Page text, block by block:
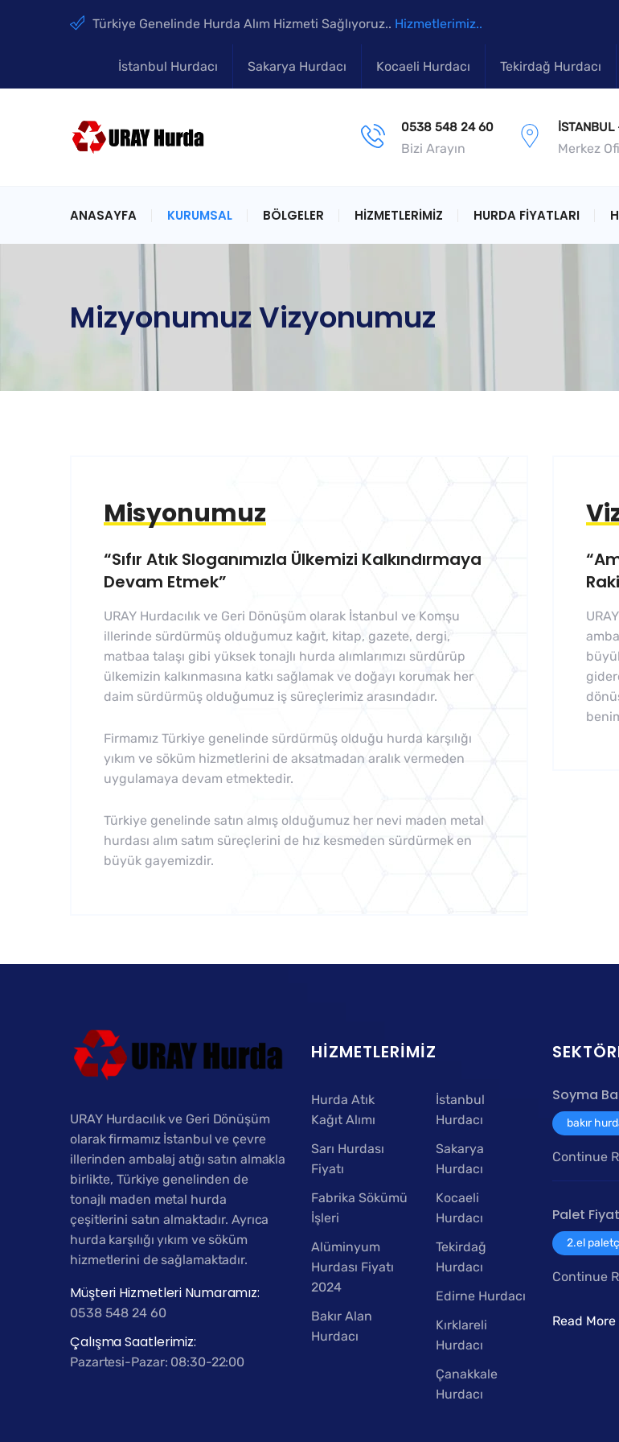
Türkiye Genelinde Hurda Alım Hizmeti Sağlıyoruz.. Hizmetlerimiz..
İstanbul Hurdacı Sakarya Hurdacı Kocaeli Hurdacı Tekirdağ Hurdacı
0538 548 24 60
Bizi Arayın
İSTANBUL
Merkez
ANASAYFA KURUMSAL BÖLGELER HIZMETLERIMIZ HURDA FIYATLARI
Mizyonumuz Vizyonumuz
Misyonumuz
“Sıfır Atık Sloganımızla Ülkemizi Kalkındırmaya
Devam Etmek”
URAY Hurdacılık ve Geri Dönüşüm olarak İstanbul ve Komşu
illerinde sürdürmüş olduğumuz kağıt, kitap, gazete, dergi,
matbaa talaşı gibi yüksek tonajlı hurda alımlarımızı sürdürüp
ülkemizin kalkınmasına katkı sağlamak ve doğayı korumak her
daim sürdürmüş olduğumuz iş süreçlerimiz arasındadır.
Firmamız Türkiye genelinde sürdürmüş olduğu hurda karşılığı
yıkım ve söküm hizmetlerini de aksatmadan aralık vermeden
uygulamaya devam etmektedir.
Türkiye genelinde satın almış olduğumuz her nevi maden metal
hurdası alım satım süreçlerini de hız kesmeden sürdürmek en
büyük gayemizdir.
URAY Hurdacılık ve Geri Dönüşüm
olarak firmamız İstanbul ve çevre
illerinden ambalaj atığı satın almakla
birlikte, Türkiye genelinden de
tonajlı maden metal hurda
çeşitlerini satın almaktadır. Ayrıca
hurda karşılığı yıkım ve söküm
hizmetlerini de sağlamaktadır.
Müşteri Hizmetleri Numaramız:
0538 548 24 60
Çalışma Saatlerimiz:
Pazartesi-Pazar: 08:30-22:00
HIZMETLERIMIZ
Hurda Atık
Kağıt Alımı
Sarı Hurdası
Fiyatı
Fabrika Sökümü
İşleri
Alüminyum
Hurdası Fiyatı
2024
Bakır Alan
Hurdacı
İstanbul
Hurdacı
Sakarya
Hurdacı
Kocaeli
Hurdacı
Tekirdağ
Hurdacı
Edirne Hurdacı
Kırklareli
Hurdacı
Çanakkale
Hurdacı
Soyma
bakır
Continue
Palet
2.el
Continue
Read